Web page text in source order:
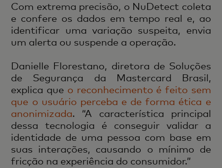
Com extrema precisão, o NuDetect coleta
e confere os dados em tempo real e, ao
identificar uma variação suspeita, envia
um alerta ou suspende a operação.
Danielle Florestano, diretora de Soluções
de Segurança da Mastercard Brasil,
explica que o reconhecimento é feito sem
que o usuário perceba e de forma ética e
anonimizada. “A característica principal
dessa tecnologia é conseguir validar a
identidade de uma pessoa com base em
suas interações, causando o mínimo de
fricção na experiência do consumidor.”